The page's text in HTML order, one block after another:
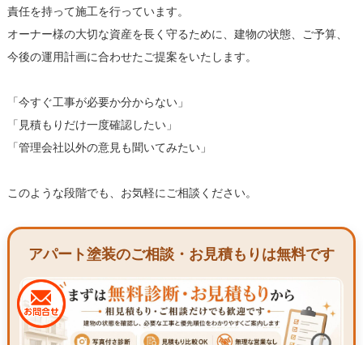
責任を持って施工を行っています。
オーナー様の大切な資産を長く守るために、建物の状態、ご予算、
今後の運用計画に合わせたご提案をいたします。
「今すぐ工事が必要か分からない」
「見積もりだけ一度確認したい」
「管理会社以外の意見も聞いてみたい」
このような段階でも、お気軽にご相談ください。
アパート塗装のご相談・お見積もりは無料です